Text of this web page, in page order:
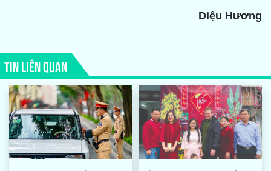
Diệu Hương
TIN LIÊN QUAN